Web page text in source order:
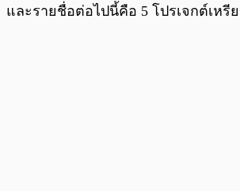
และรายชื่อต่อไปนี้คือ 5 โปรเจกต์เหรี